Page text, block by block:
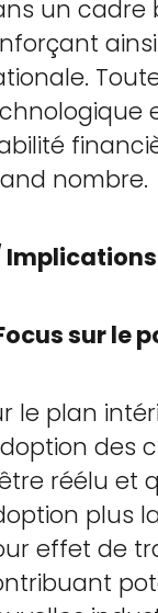
un cadre
nombre.
sur le
le plan
des
réélu et
plus
effet de